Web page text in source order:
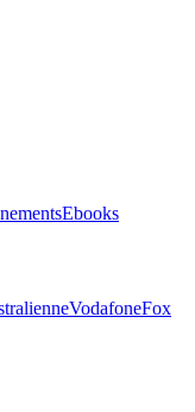
Ebooks
VodafoneFox